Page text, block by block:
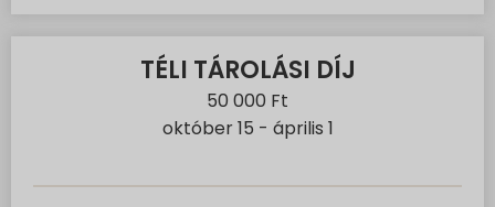
TÉLI TÁROLÁSI DÍJ
50 000 Ft
október 15 - április 1